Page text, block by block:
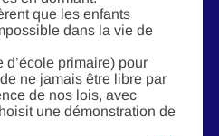
que les enfants
dans la vie de
d’école primaire) pour
ne jamais être libre par
de nos lois, avec
une démonstration de